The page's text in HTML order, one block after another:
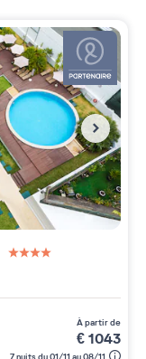
à partir de
€1043
7 nuits du 01/11 au 08/11